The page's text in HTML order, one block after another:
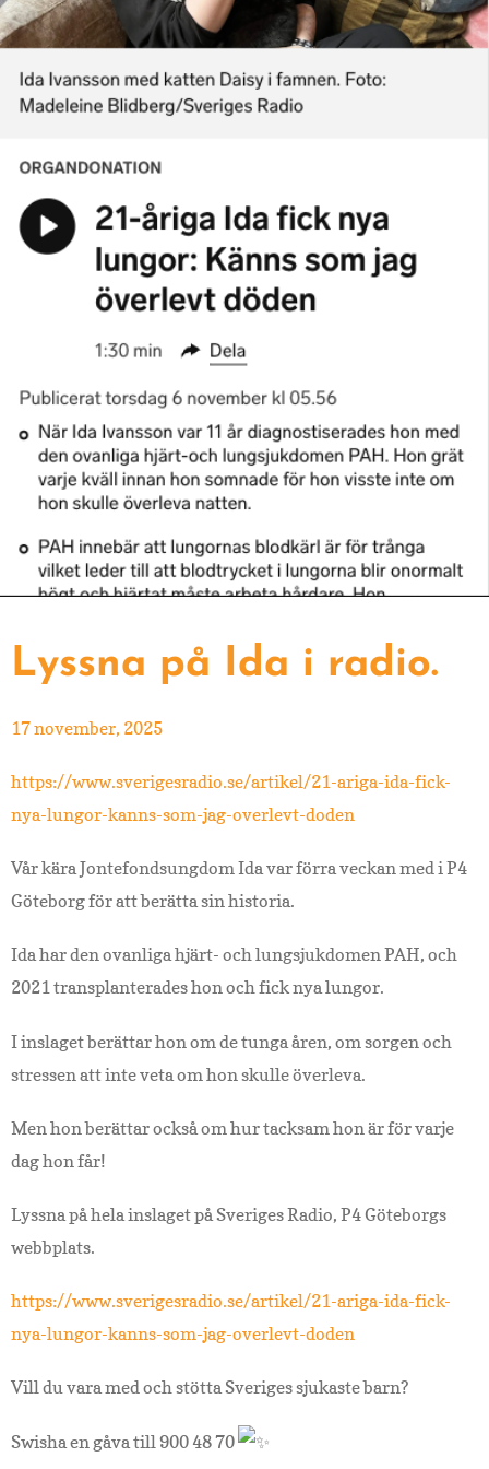
Lyssna på Ida i radio.
17 november, 2025
https://www.sverigesradio.se/artikel/21-ariga-ida-fick-
nya-lungor-kanns-som-jag-overlevt-doden
Vår kära Jontefondsungdom Ida var förra veckan med i P4
Göteborg för att berätta sin historia.
Ida har den ovanliga hjärt- och lungsjukdomen PAH, och
2021 transplanterades hon och fick nya lungor.
I inslaget berättar hon om de tunga åren, om sorgen och
stressen att inte veta om hon skulle överleva.
Men hon berättar också om hur tacksam hon är för varje
dag hon får!
Lyssna på hela inslaget på Sveriges Radio, P4 Göteborgs
webbplats.
https://www.sverigesradio.se/artikel/21-ariga-ida-fick-
nya-lungor-kanns-som-jag-overlevt-doden
Vill du vara med och stötta Sveriges sjukaste barn?
Swisha en gåva till 900 48 70